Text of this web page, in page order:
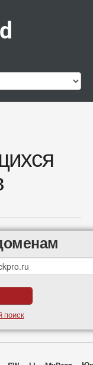
поиск